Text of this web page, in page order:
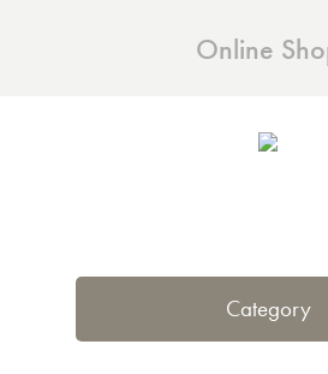
Online
Category